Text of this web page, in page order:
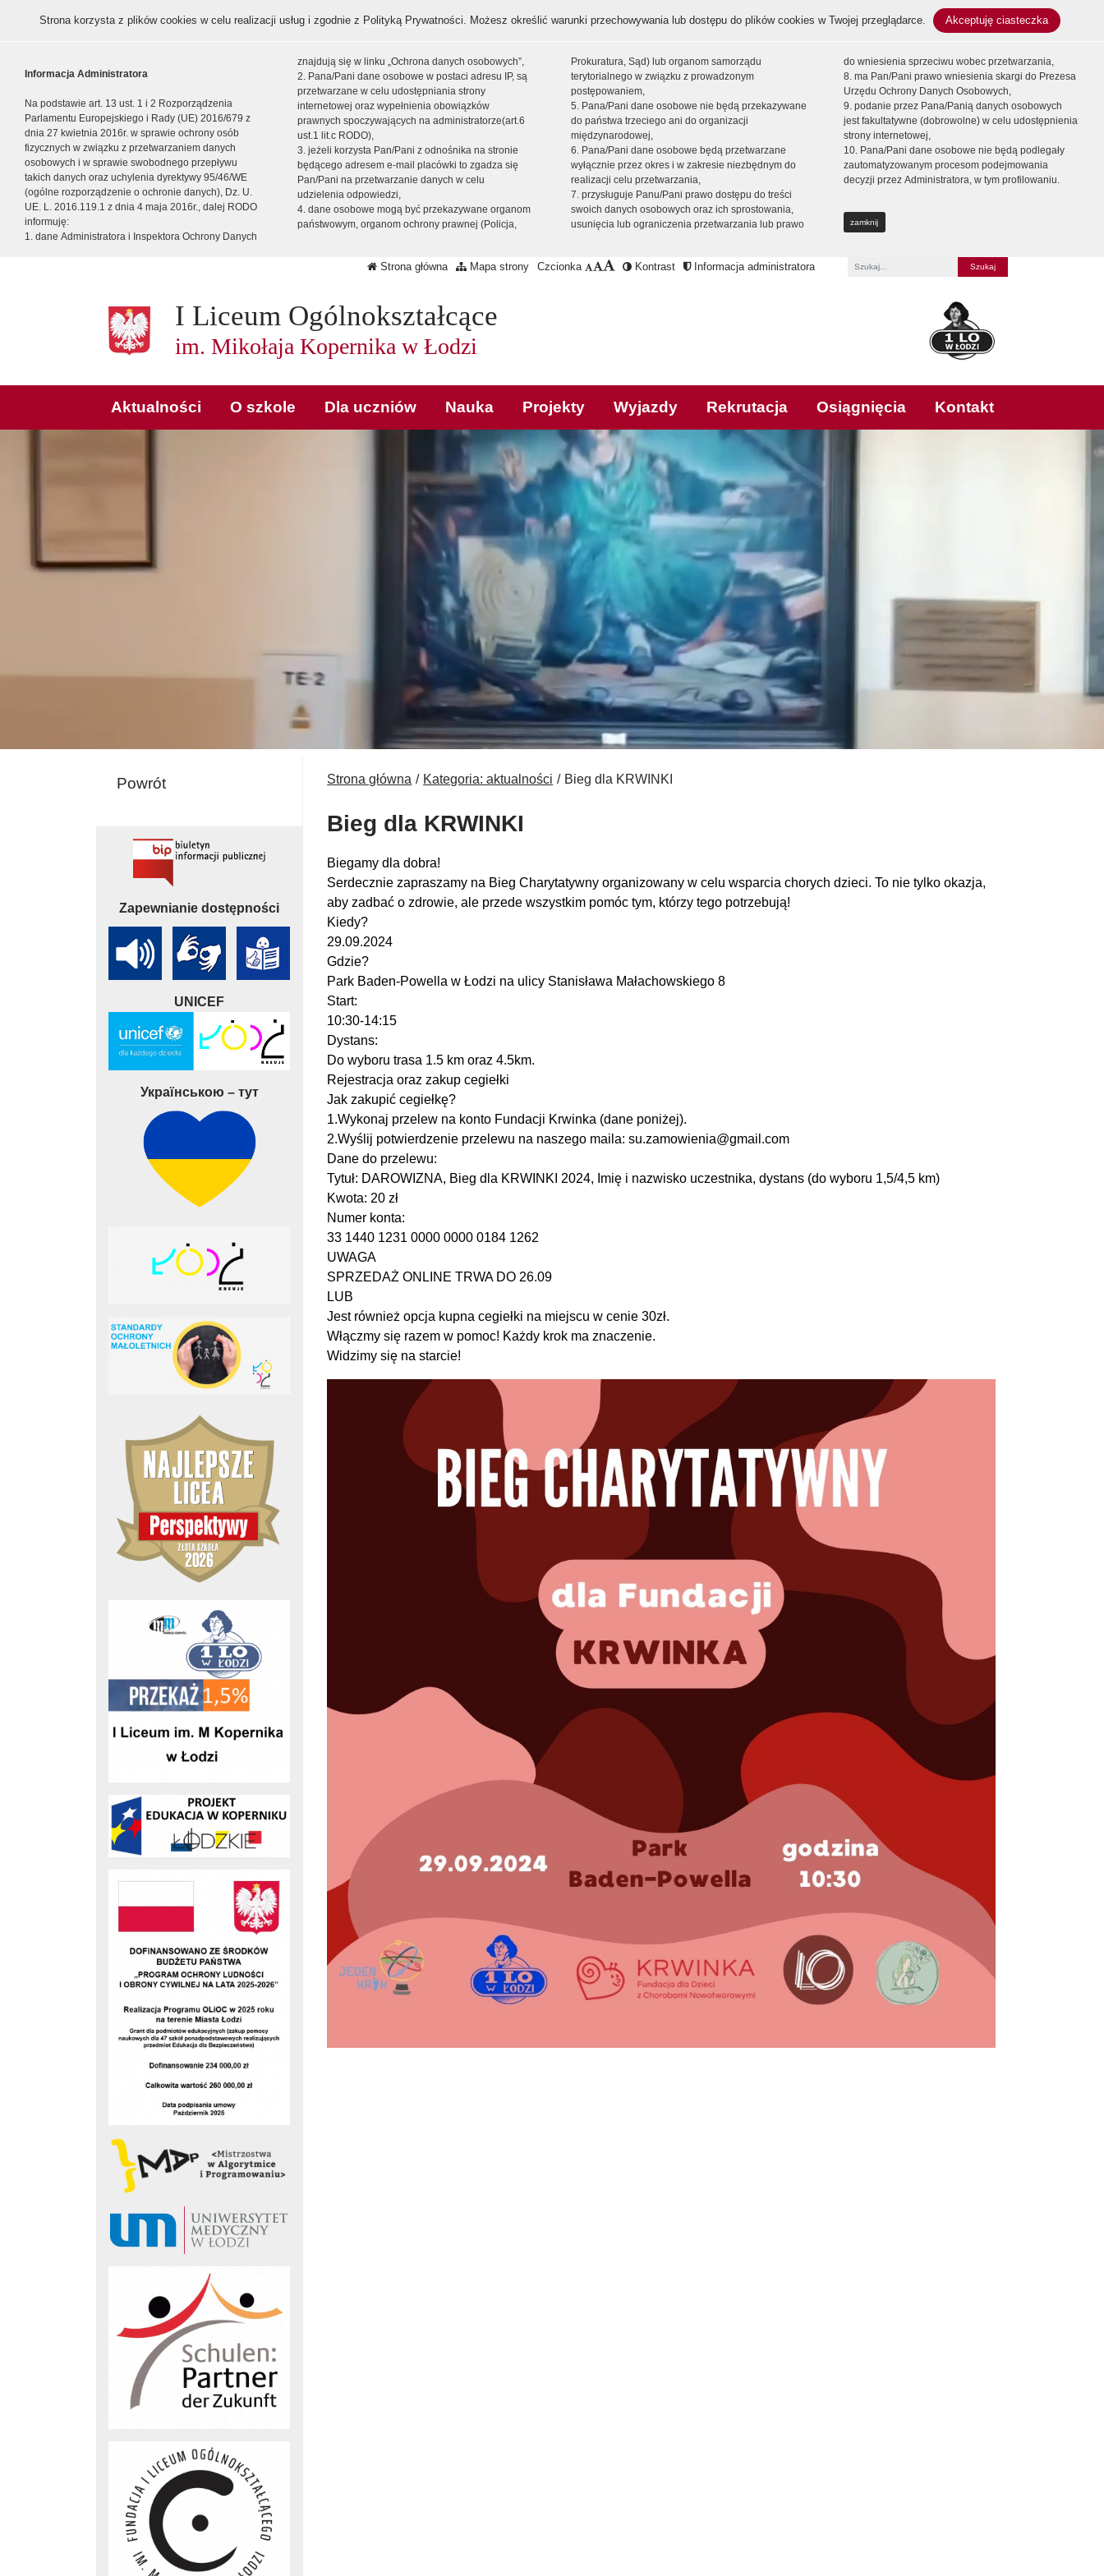
Strona korzysta z plików cookies w celu realizacji usług i zgodnie z Polityką Prywatności. Możesz określić warunki przechowywania lub dostępu do plików cookies w Twojej przeglądarce. Akceptuję ciasteczka
Informacja Administratora
Na podstawie art. 13 ust. 1 i 2 Rozporządzenia
Parlamentu Europejskiego i Rady (UE) 2016/679 z
dnia 27 kwietnia 2016r. w sprawie ochrony osób
fizycznych w związku z przetwarzaniem danych
osobowych i w sprawie swobodnego przepływu
takich danych oraz uchylenia dyrektywy 95/46/WE
(ogólne rozporządzenie o ochronie danych), Dz. U.
UE. L. 2016.119.1 z dnia 4 maja 2016r., dalej RODO
informuję:
1. dane Administratora i Inspektora Ochrony Danych
znajdują się w linku „Ochrona danych osobowych”,
2. Pana/Pani dane osobowe w postaci adresu IP, są
przetwarzane w celu udostępniania strony
internetowej oraz wypełnienia obowiązków
prawnych spoczywających na administratorze(art.6
ust.1 lit.c RODO),
3. jeżeli korzysta Pan/Pani z odnośnika na stronie
będącego adresem e-mail placówki to zgadza się
Pan/Pani na przetwarzanie danych w celu
udzielenia odpowiedzi,
4. dane osobowe mogą być przekazywane organom
państwowym, organom ochrony prawnej (Policja,
Prokuratura, Sąd) lub organom samorządu
terytorialnego w związku z prowadzonym
postępowaniem,
5. Pana/Pani dane osobowe nie będą przekazywane
do państwa trzeciego ani do organizacji
międzynarodowej,
6. Pana/Pani dane osobowe będą przetwarzane
wyłącznie przez okres i w zakresie niezbędnym do
realizacji celu przetwarzania,
7. przysługuje Panu/Pani prawo dostępu do treści
swoich danych osobowych oraz ich sprostowania,
usunięcia lub ograniczenia przetwarzania lub prawo
do wniesienia sprzeciwu wobec przetwarzania,
8. ma Pan/Pani prawo wniesienia skargi do Prezesa
Urzędu Ochrony Danych Osobowych,
9. podanie przez Pana/Panią danych osobowych
jest fakultatywne (dobrowolne) w celu udostępnienia
strony internetowej,
10. Pana/Pani dane osobowe nie będą podlegały
zautomatyzowanym procesom podejmowania
decyzji przez Administratora, w tym profilowaniu.
zamknij
Strona główna Mapa strony Czcionka Kontrast
Informacja administratora
I Liceum Ogólnokształcące
im. Mikołaja Kopernika w Łodzi
Aktualności O szkole Dla uczniów Nauka Projekty Wyjazdy Rekrutacja Osiągnięcia Kontakt
Strona główna Kategoria: aktualności Bieg dla KRWINKI
Bieg dla KRWINKI
Biegamy dla dobra!
Serdecznie zapraszamy na Bieg Charytatywny organizowany w celu wsparcia chorych dzieci. To nie tylko okazja,
aby zadbać o zdrowie, ale przede wszystkim pomóc tym, którzy tego potrzebują!
Kiedy?
29.09.2024
Gdzie?
Park Baden-Powella w Łodzi na ulicy Stanisława Małachowskiego 8
Start:
10:30-14:15
Dystans:
Do wyboru trasa 1.5 km oraz 4.5km.
Rejestracja oraz zakup cegiełki
Jak zakupić cegiełkę?
1.Wykonaj przelew na konto Fundacji Krwinka (dane poniżej).
2.Wyślij potwierdzenie przelewu na naszego maila: su.zamowienia@gmail.com
Dane do przelewu:
Tytuł: DAROWIZNA, Bieg dla KRWINKI 2024, Imię i nazwisko uczestnika, dystans (do wyboru 1,5/4,5 km)
Kwota: 20 zł
Numer konta:
33 1440 1231 0000 0000 0184 1262
UWAGA
SPRZEDAŻ ONLINE TRWA DO 26.09
LUB
Jest również opcja kupna cegiełki na miejscu w cenie 30zł.
Włączmy się razem w pomoc! Każdy krok ma znaczenie.
Widzimy się na starcie!
Powrót
Zapewnianie dostępności
UNICEF
Українською – тут